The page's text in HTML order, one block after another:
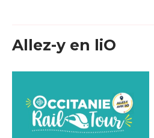
Allez-y en liO